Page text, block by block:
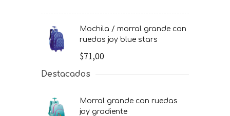
mochila / morral grande con
ruedas joy blue stars
$71,00
Destacados
morral grande con ruedas
joy gradiente